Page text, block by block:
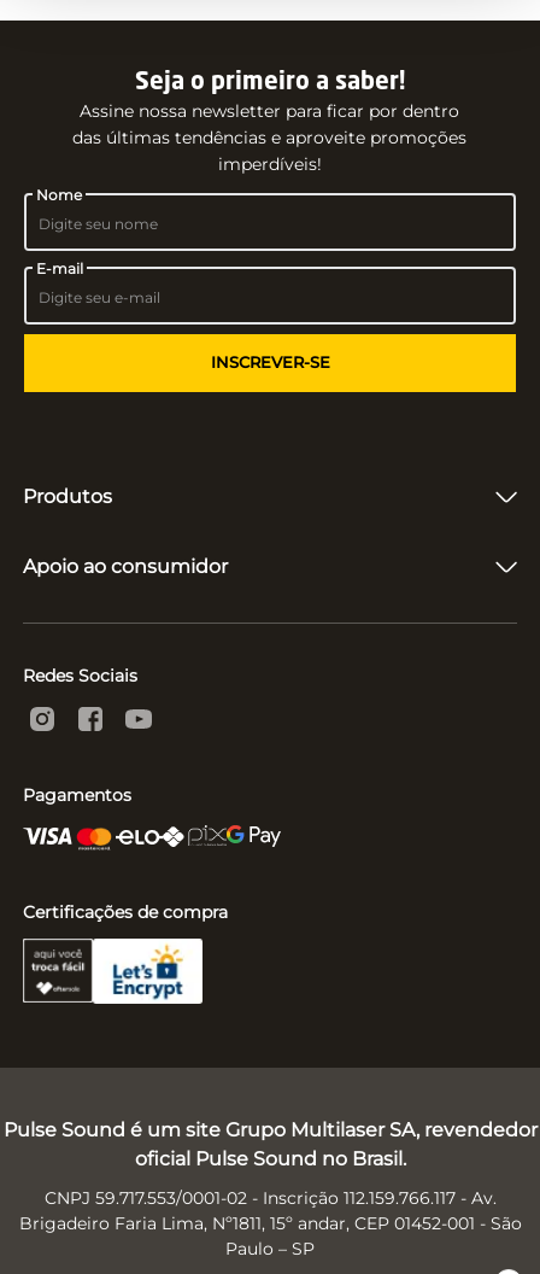
Seja o primeiro a saber!
Assine nossa newsletter para ficar por dentro
das últimas tendências e aproveite promoções
imperdíveis!
Nome
E-mail
INSCREVER-SE
Produtos
Caixas de Som
Vitrolas e Toca-Discos
Apoio ao consumidor
Suporte e Reparo
Políticas
Redes Sociais
Pagamentos
Certificações de compra
Pulse Sound é um site Grupo Multilaser SA, revendedor
oficial Pulse Sound no Brasil.
CNPJ 59.717.553/0001-02 - Inscrição 112.159.766.117 - Av.
Brigadeiro Faria Lima, Nº1811, 15º andar, CEP 01452-001 - São
Paulo – SP